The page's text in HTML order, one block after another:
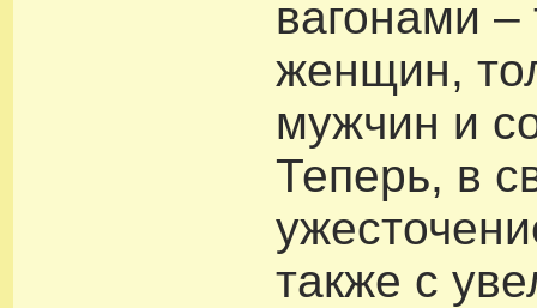
вагонами –
женщин,
мужчин и
Теперь, в
также с